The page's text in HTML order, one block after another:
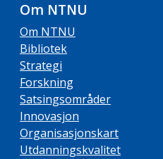
Om NTNU
Om NTNU
Bibliotek
Strategi
Forskning
Satsingsområder
Innovasjon
Organisasjonskart
Utdanningskvalitet